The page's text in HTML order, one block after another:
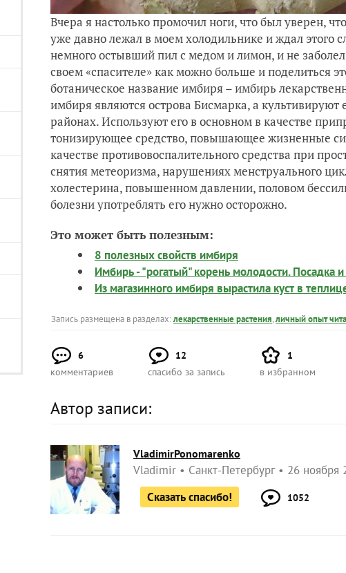
Вчера я настолько промочил ноги, что был уверен,
уже давно лежал в моем холодильнике и ждал этого
немного остывший пил с медом и лимон, и не
своем «спасителе» как можно больше и поделиться
ботаническое название имбиря – имбирь
имбиря являются острова Бисмарка, а
районах. Используют его в основном в качестве
тонизирующее средство, повышающее жизненные
качестве противовоспалительного средства при
снятия метеоризма, нарушениях менструального
холестерина, повышенном давлении, половом
болезни употреблять его нужно осторожно.
Это может быть полезным:
8 полезных свойств имбиря
Имбирь - "рогатый" корень молодости. Посадка
Из магазинного имбиря вырастила куст в
Запись размещена в разделах:лекарственные растения,личный опыт
6
комментариев
12
спасибо за запись
1
в избранном
Автор записи:
VladimirPonomarenko
Vladimir Санкт-Петербург
26 ноября
Сказать спасибо!
1052